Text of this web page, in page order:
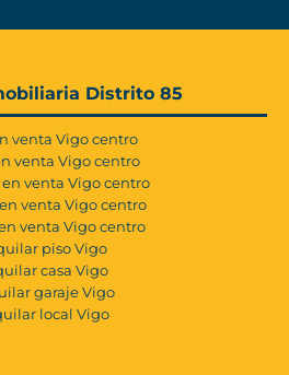
Distrito 85
venta Vigo centro
venta Vigo centro
en venta Vigo centro
venta Vigo centro
venta Vigo centro
piso Vigo
casa Vigo
garaje Vigo
local Vigo